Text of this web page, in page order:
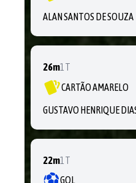
ALAN SANTOS DE SOUZA
26m1T
CARTÃO AMARELO
GUSTAVO HENRIQUE
22m1T
GOL